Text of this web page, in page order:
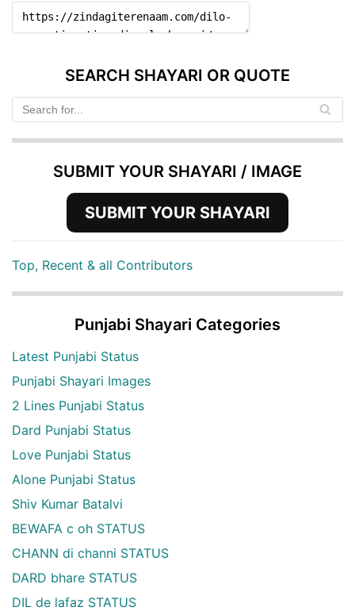
SEARCH SHAYARI OR QUOTE
SUBMIT YOUR SHAYARI / IMAGE
SUBMIT YOUR SHAYARI
Top, Recent & all Contributors
Punjabi Shayari Categories
Latest Punjabi Status
Punjabi Shayari Images
2 Lines Punjabi Status
Dard Punjabi Status
Love Punjabi Status
Alone Punjabi Status
Shiv Kumar Batalvi
BEWAFA c oh STATUS
CHANN di channi STATUS
DARD bhare STATUS
DIL de lafaz STATUS